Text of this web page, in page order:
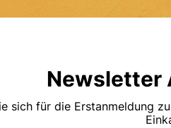
Newsletter
sich für die Erstanmeldung